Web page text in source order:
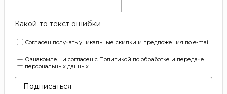
Какой-то текст ошибки
Согласен получать уникальные скидки и предложения по e-mail.
Ознакомлен и согласен с Политикой по обработке и передаче
персональных данных
Подписаться